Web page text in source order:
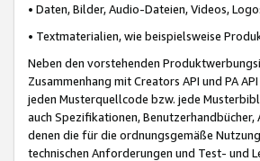
• Daten, Bilder, Audio-Dateien, Videos,
• Textmaterialien, wie beispielsweise
Neben den vorstehenden
Zusammenhang mit Creators API und PA
jeden Musterquellcode bzw. jede
auch Spezifikationen,
denen die für die ordnungsgemäße
technischen Anforderungen und Test- und